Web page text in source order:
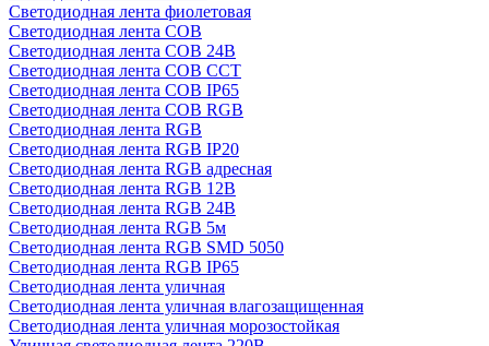
Светодиодная лента фиолетовая
Светодиодная лента COB
Светодиодная лента COB 24В
Светодиодная лента COB CCT
Светодиодная лента COB IP65
Светодиодная лента COB RGB
Светодиодная лента RGB
Светодиодная лента RGB IP20
Светодиодная лента RGB адресная
Светодиодная лента RGB 12В
Светодиодная лента RGB 24В
Светодиодная лента RGB 5м
Светодиодная лента RGB SMD 5050
Светодиодная лента RGB IP65
Светодиодная лента уличная
Светодиодная лента уличная влагозащищенная
Светодиодная лента уличная морозостойкая